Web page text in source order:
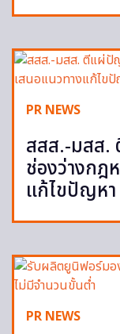
PR NEWS
สสส.-มสส.
ช่องว่างกฎ
แก้ไขปัญหา
PR NEWS